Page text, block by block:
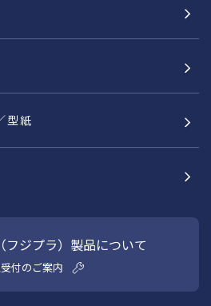
型紙
フジプラ）製品について
付のご案内